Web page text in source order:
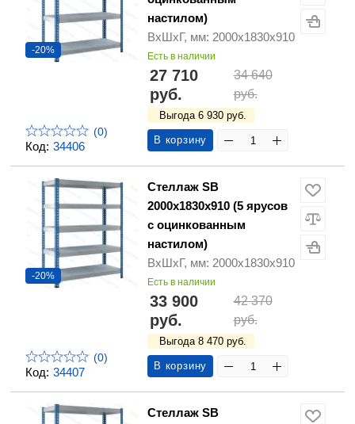
Код: 34406
-20%
(0)
настилом)
ВхШхГ, мм: 2000х1830х910
Есть в наличии
27 710
руб.
34 640
руб.
Выгода 6 930 руб.
В корзину
Код: 34407
-20%
(0)
Стеллаж SB
2000х1830х910 (5 ярусов
с оцинкованным
настилом)
ВхШхГ, мм: 2000х1830х910
Есть в наличии
33 900
руб.
42 370
руб.
Выгода 8 470 руб.
В корзину
Стеллаж SB